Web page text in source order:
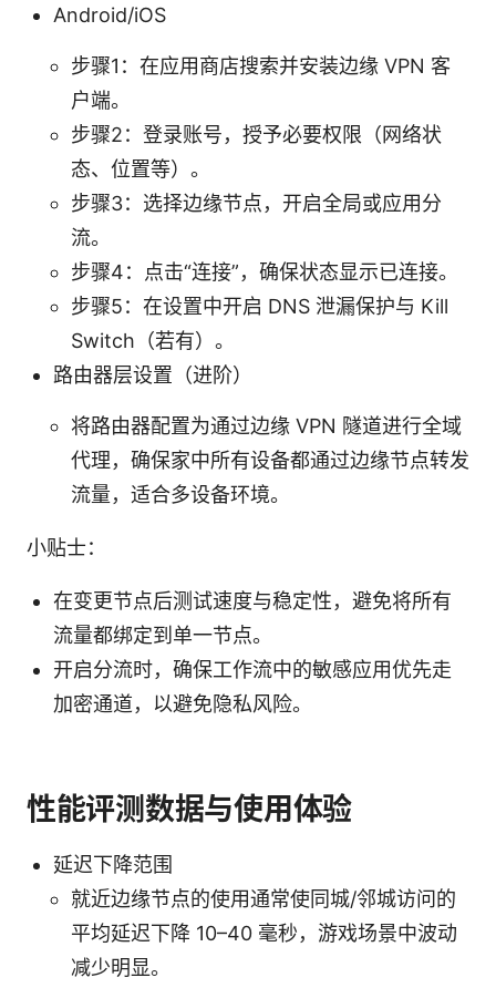
Android/iOS
步骤1：在应用商店搜索并安装边缘 VPN 客
户端。
步骤2：登录账号，授予必要权限（网络状
态、位置等）。
步骤3：选择边缘节点，开启全局或应用分
流。
步骤4：点击“连接”，确保状态显示已连接。
步骤5：在设置中开启 DNS 泄漏保护与 Kill
Switch（若有）。
路由器层设置（进阶）
将路由器配置为通过边缘 VPN 隧道进行全域
代理，确保家中所有设备都通过边缘节点转发
流量，适合多设备环境。
小贴士：
在变更节点后测试速度与稳定性，避免将所有
流量都绑定到单一节点。
开启分流时，确保工作流中的敏感应用优先走
加密通道，以避免隐私风险。
性能评测数据与使用体验
延迟下降范围
就近边缘节点的使用通常使同城/邻城访问的
平均延迟下降 10–40 毫秒，游戏场景中波动
减少明显。